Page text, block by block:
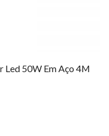
Led 50W Em Aço 4M